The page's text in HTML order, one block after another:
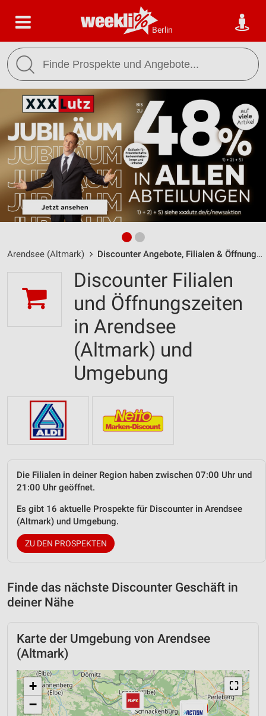
Berlin
Arendsee (Altmark) Discounter Angebote, Filialen & Öffnungszeiten
Discounter Filialen
und Öffnungszeiten
in Arendsee
(Altmark) und
Umgebung
Die Filialen in deiner Region haben zwischen 07:00 Uhr und
21:00 Uhr geöffnet.
Es gibt 16 aktuelle Prospekte für Discounter in Arendsee
(Altmark) und Umgebung.
ZU DEN PROSPEKTEN
Finde das nächste Discounter Geschäft in
deiner Nähe
Karte der Umgebung von Arendsee
(Altmark)
⛶
+
−